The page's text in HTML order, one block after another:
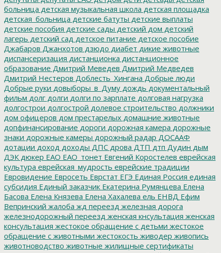
больница детская музыкальная школа детская площадка
детская_больница детские батуты детские выплаты
детские пособия детские сады детский дом детский
лагерь детский сад детское питание детское пособие
Джабаров Джанхотов дзюдо диабет дикие животные
диспансеризация дистанционка дистанционное
образование Дмитрий Меведев Дмитрий Медведев
Дмитрий Нестеров Доблесть_Хингана Добрые люди
Добрые руки довыборы_в_Думу дождь документальный
фильм долг долги долги по зарплате долговая нагрузка
долгострои долгострой долевое строительство должники
дом офицеров дом престарелых домашние животные
допфинансирование дороги дорожная камера дорожные
знаки дорожные камеры дорожный радар ДОСААФ
дотации доход доходы ДПС дрова ДТП дтп Дудин дым
ДЭК дюкер ЕАО ЕАО_тонет Евгений Коростелев еврейская
культура еврейская_мудрость еврейские традиции
Евровидение Евросеть Еврстат ЕГЭ Единая Россия единая
субсидия Единый заказчик Екатерина Румянцева Елена
Басова Елена Князева Елена Хахалева ель ЕНВД Ефим
Вепринский жалоба жд переезд железная дорога
железнодорожный переезд женская кнсультация женская
консультация жестокое обращение с детьми жестокое
обращение с животными жестокость живодер живопись
животноводство животные жилищные сертификаты